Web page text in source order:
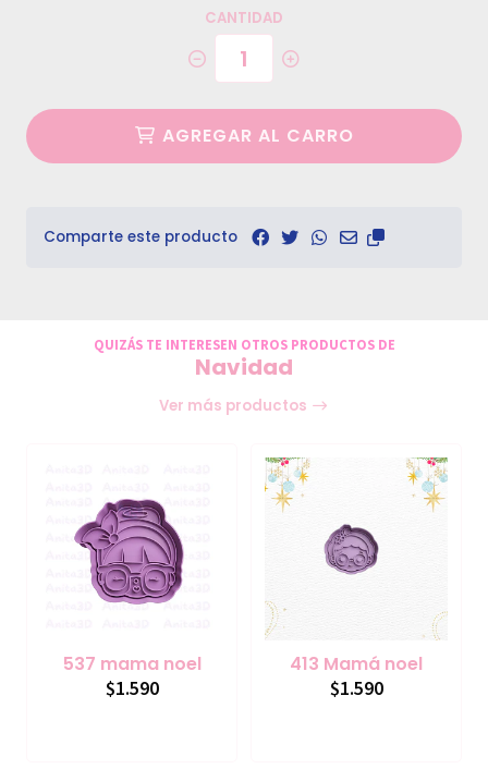
CANTIDAD
AGREGAR AL CARRO
Comparte este producto
QUIZÁS TE INTERESEN OTROS PRODUCTOS DE
Navidad
Ver más productos
537 mama noel
$1.590
413 Mamá noel
$1.590